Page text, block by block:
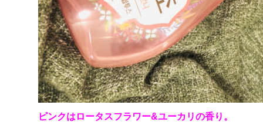
ピンクはロータスフラワー&ユーカリの香り。